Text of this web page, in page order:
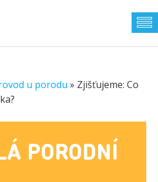
u porodu » Zjišťujeme: Co
PORODNÍ